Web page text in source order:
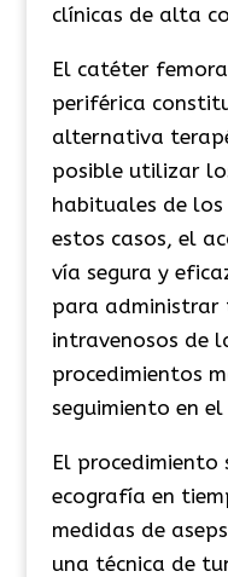
clínicas de alta
El catéter
periférica
alternativa
posible utilizar
habituales de los
estos casos, el
vía segura y
para administrar
intravenosos de
procedimientos
seguimiento en
El procedimiento
ecografía en
medidas de
una técnica de